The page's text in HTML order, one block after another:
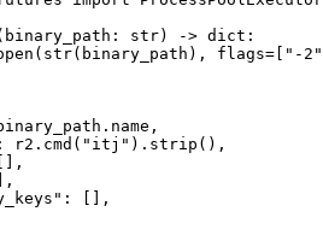
str) -> dict :
str(binary_path), flags= [ "-2"
: r2.cmd( "itj" ).strip(),
: [],